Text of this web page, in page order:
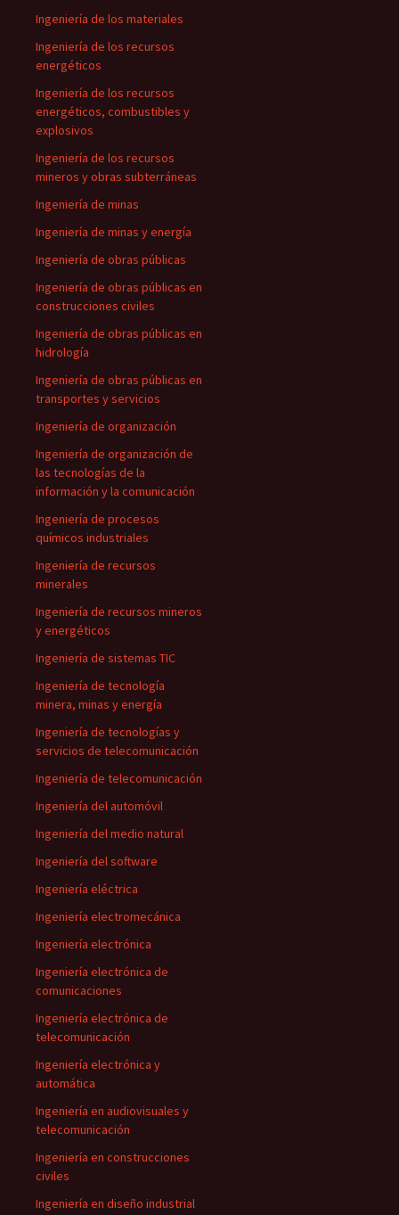
Ingeniería de los materiales
Ingeniería de los recursos
energéticos
Ingeniería de los recursos
energéticos, combustibles y
explosivos
Ingeniería de los recursos
mineros y obras subterráneas
Ingeniería de minas
Ingeniería de minas y energía
Ingeniería de obras públicas
Ingeniería de obras públicas en
construcciones civiles
Ingeniería de obras públicas en
hidrología
Ingeniería de obras públicas en
transportes y servicios
Ingeniería de organización
Ingeniería de organización de
las tecnologías de la
información y la comunicación
Ingeniería de procesos
químicos industriales
Ingeniería de recursos
minerales
Ingeniería de recursos mineros
y energéticos
Ingeniería de sistemas TIC
Ingeniería de tecnología
minera, minas y energía
Ingeniería de tecnologías y
servicios de telecomunicación
Ingeniería de telecomunicación
Ingeniería del automóvil
Ingeniería del medio natural
Ingeniería del software
Ingeniería eléctrica
Ingeniería electromecánica
Ingeniería electrónica
Ingeniería electrónica de
comunicaciones
Ingeniería electrónica de
telecomunicación
Ingeniería electrónica y
automática
Ingeniería en audiovisuales y
telecomunicación
Ingeniería en construcciones
civiles
Ingeniería en diseño industrial